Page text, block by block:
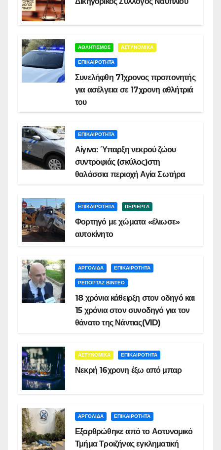
ΑΘΛΗΤΙΣΜΟΣ ΑΣΤΥΝΟΜΙΚΑ
ΕΠΙΚΑΙΡΟΤΗΤΑ
Συνελήφθη 71χρονος προπονητής
για ασέλγεια σε 17χρονη αθλήτριά
του
ΕΠΙΚΑΙΡΟΤΗΤΑ
Αίγινα: Ύπαρξη νεκρού ζώου
συντροφιάς (σκύλος)στη
θαλάσσια περιοχή Αγία Σωτήρα
ΕΠΙΚΑΙΡΟΤΗΤΑ ΠΕΡΙΕΡΓΑ
Φορτηγό με χώματα «έλιωσε»
αυτοκίνητο
ΑΡΓΟΛΙΔΑ ΕΠΙΚΑΙΡΟΤΗΤΑ
ΡΕΠΟΡΤΑΖ ΒΙΝΤΕΟ
18 χρόνια κάθειρξη στον οδηγό και
15 χρόνια στον συνοδηγό για τον
θάνατο της Νάντιας(VID)
ΑΣΤΥΝΟΜΙΚΑ ΕΠΙΚΑΙΡΟΤΗΤΑ
Νεκρή 16χρονη έξω από μπαρ
ΑΡΓΟΛΙΔΑ ΕΠΙΚΑΙΡΟΤΗΤΑ
Εξαρθρώθηκε από το Αστυνομικό
Τμήμα Τροιζήνας εγκληματική